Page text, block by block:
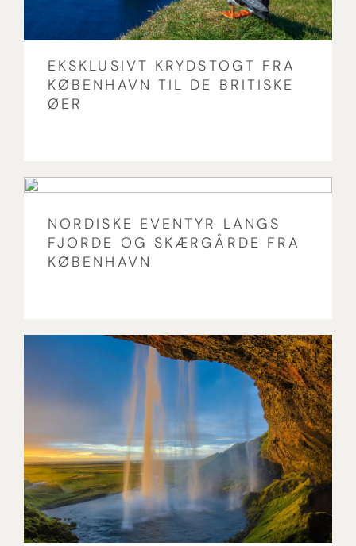
EKSKLUSIVT KRYDSTOGT FRA
KØBENHAVN TIL DE BRITISKE
ØER
NORDISKE EVENTYR LANGS
FJORDE OG SKÆRGÅRDE FRA
KØBENHAVN